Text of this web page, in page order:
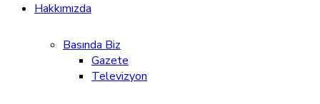
Hakkımızda
Basında Biz
Gazete
Televizyon